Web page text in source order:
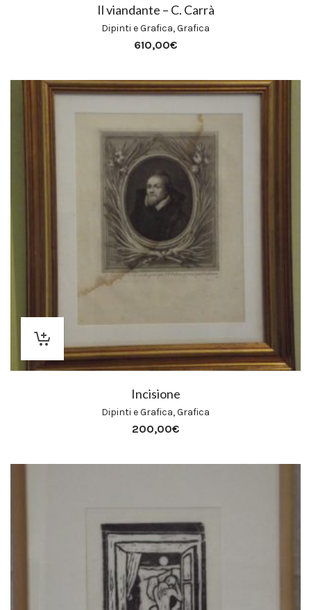
Il viandante – C. Carrà
Dipinti e Grafica,Grafica
610,00€
Incisione
Dipinti e Grafica,Grafica
200,00€